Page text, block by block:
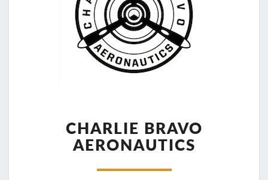
BRAVO
AERONAUTICS
CHARLIE BRAVO
AERONAUTICS